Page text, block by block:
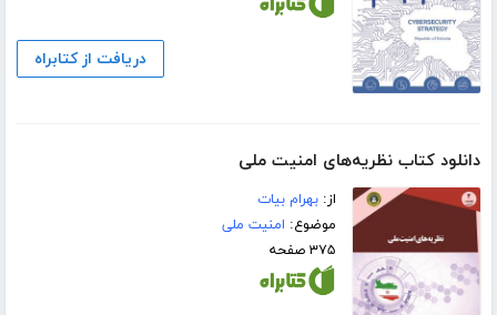
دریافت از کتابراه
دانلود کتاب نظریه‌های امنیت ملی
از:بهرام بیات
موضوع: امنیت ملی
۳۷۵ صفحه